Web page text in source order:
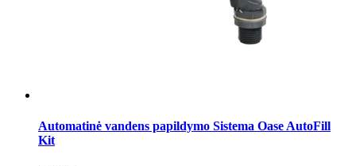
Automatinė vandens papildymo Sistema Oase AutoFill
Kit